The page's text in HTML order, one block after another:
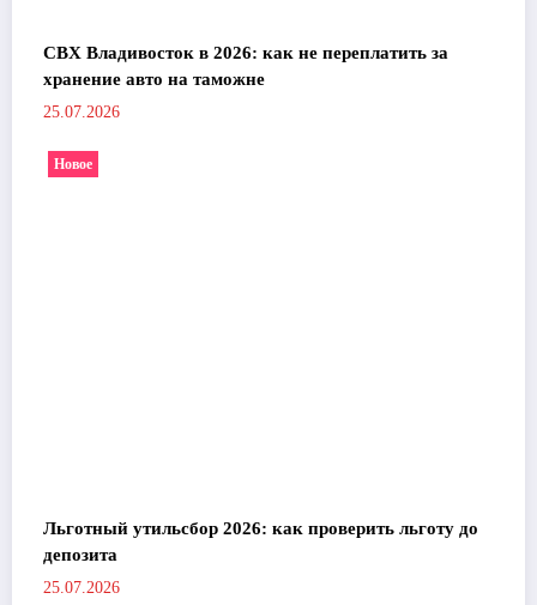
СВХ Владивосток в 2026: как не переплатить за
хранение авто на таможне
25.07.2026
Новое
Льготный утильсбор 2026: как проверить льготу до
депозита
25.07.2026